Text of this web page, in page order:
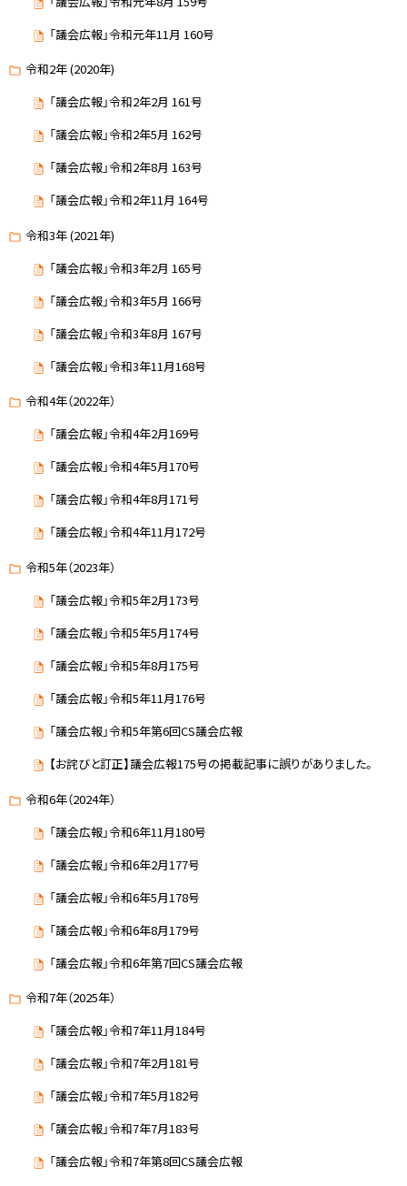
「議会広報」令和元年11月 160号
令和2年 (2020年)
「議会広報」令和2年2月 161号
「議会広報」令和2年5月 162号
「議会広報」令和2年8月 163号
「議会広報」令和2年11月 164号
令和3年 (2021年)
「議会広報」令和3年2月 165号
「議会広報」令和3年5月 166号
「議会広報」令和3年8月 167号
「議会広報」令和3年11月168号
令和4年（2022年）
「議会広報」令和4年2月169号
「議会広報」令和4年5月170号
「議会広報」令和4年8月171号
「議会広報」令和4年11月172号
令和5年（2023年）
「議会広報」令和5年2月173号
「議会広報」令和5年5月174号
「議会広報」令和5年8月175号
「議会広報」令和5年11月176号
「議会広報」令和5年第6回CS議会広報
【お詫びと訂正】議会広報175号の掲載記事に誤りがありました。
令和6年（2024年）
「議会広報」令和6年11月180号
「議会広報」令和6年2月177号
「議会広報」令和6年5月178号
「議会広報」令和6年8月179号
「議会広報」令和6年第7回CS議会広報
令和7年（2025年）
「議会広報」令和7年11月184号
「議会広報」令和7年2月181号
「議会広報」令和7年5月182号
「議会広報」令和7年7月183号
「議会広報」令和7年第8回CS議会広報